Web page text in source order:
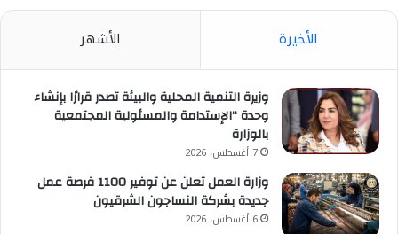
الأخيرة الأشهر
وزيرة التنمية المحلية والبيئة تصدر قرارًا بإنشاء
وحدة “الإستدامة والمسئولية المجتمعية
بالوزارة
7 أغسطس، 2026
وزارة العمل تعلن عن توفير 1100 فرصة عمل
جديدة بشركة النساجون الشرقيون
6 أغسطس، 2026